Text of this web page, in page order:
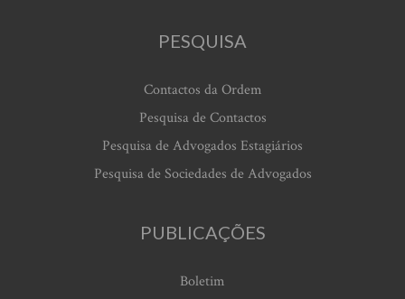
PESQUISA
Contactos da Ordem
Pesquisa de Contactos
Pesquisa de Advogados Estagiários
Pesquisa de Sociedades de Advogados
PUBLICAÇÕES
Boletim